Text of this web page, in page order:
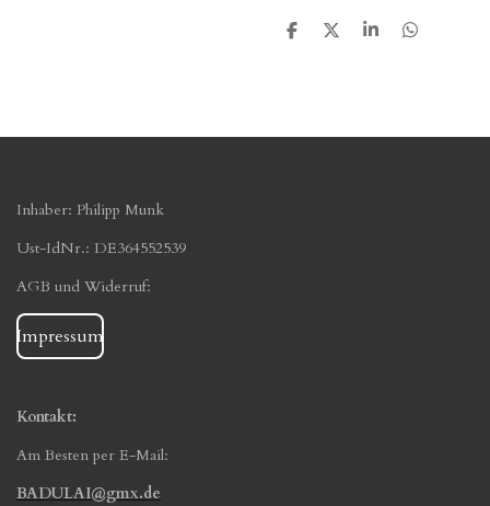
T
T
T
T
Inhaber: Philipp Munk
Ust-IdNr.: DE364552539
AGB und Widerruf:
Impressum
Kontakt:
Am Besten per E-Mail:
BADULAI@gmx.de